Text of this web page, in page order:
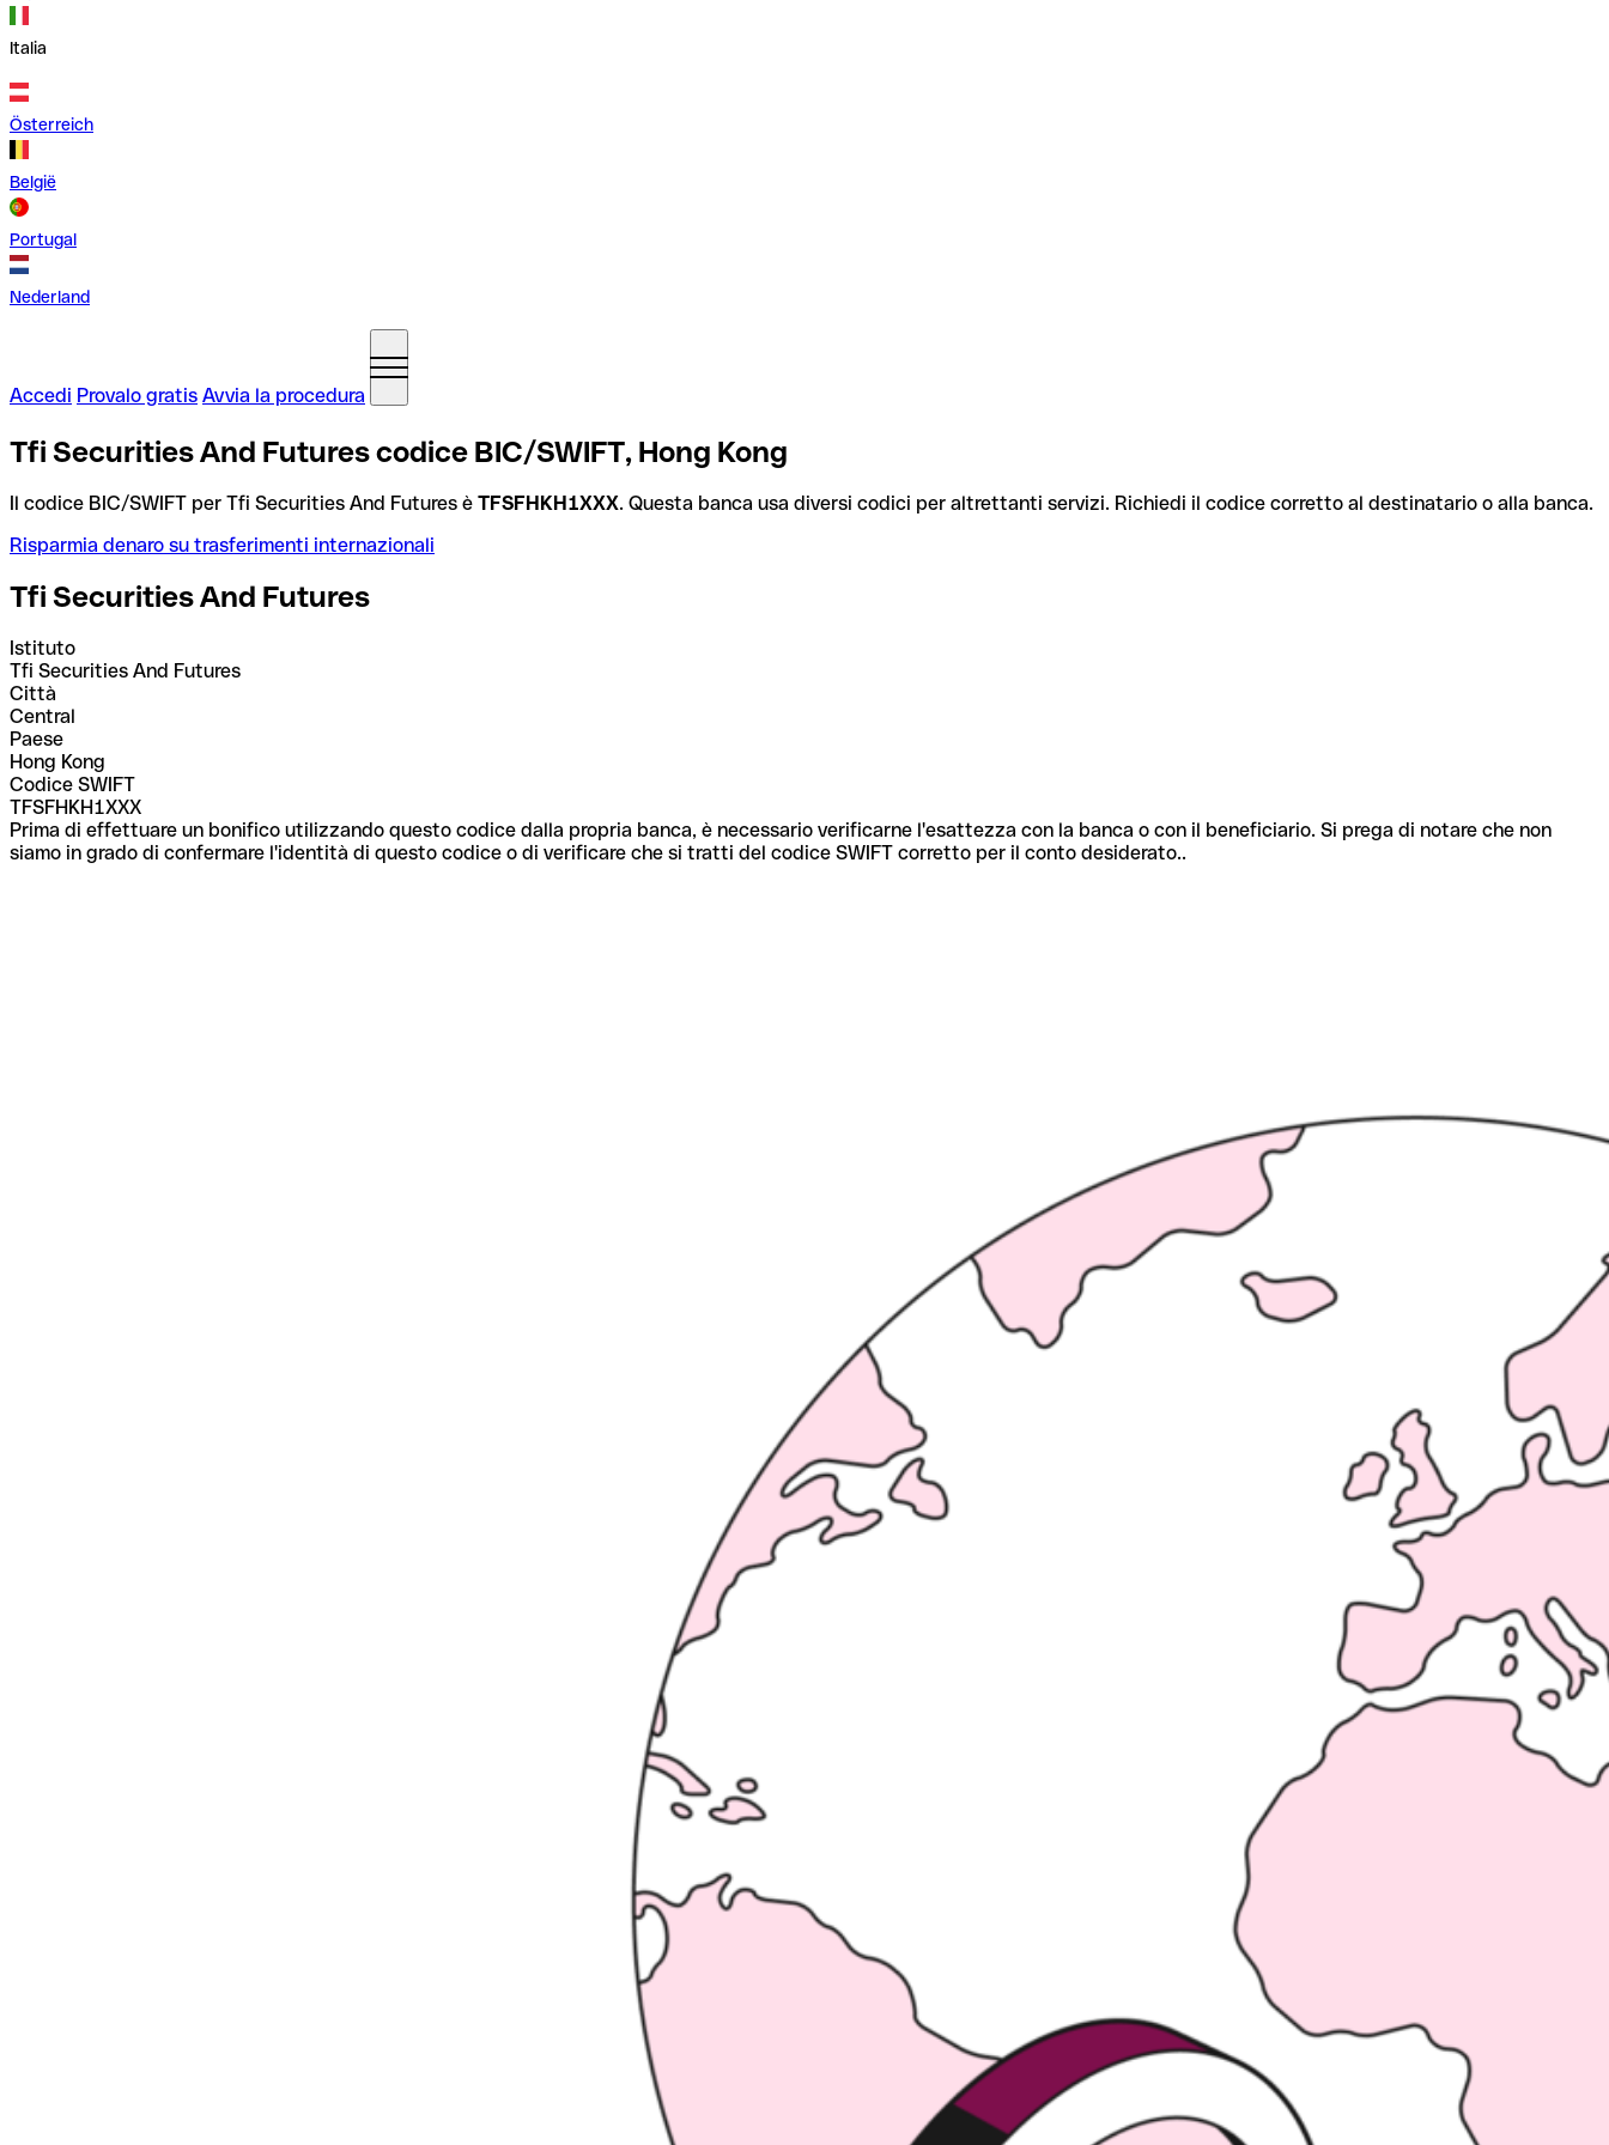
Italia
Österreich
België
Portugal
Nederland
Accedi Provalo gratis Avvia la procedura
Tfi Securities And Futures codice BIC/SWIFT, Hong Kong
Il codice BIC/SWIFT per Tfi Securities And Futures è TFSFHKH1XXX. Questa banca usa diversi codici per altrettanti servizi. Richiedi il codice corretto al destinatario o alla banca.
Risparmia denaro su trasferimenti internazionali
Tfi Securities And Futures
Istituto
Tfi Securities And Futures
Città
Central
Paese
Hong Kong
Codice SWIFT
TFSFHKH1XXX
Prima di effettuare un bonifico utilizzando questo codice dalla propria banca, è necessario verificarne l'esattezza con la banca o con il beneficiario. Si prega di notare che non
siamo in grado di confermare l'identità di questo codice o di verificare che si tratti del codice SWIFT corretto per il conto desiderato..